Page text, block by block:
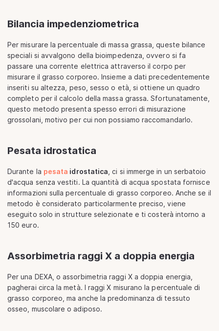
Bilancia impedenziometrica
Per misurare la percentuale di massa grassa, queste bilance
speciali si avvalgono della bioimpedenza, ovvero si fa
passare una corrente elettrica attraverso il corpo per
misurare il grasso corporeo. Insieme a dati precedentemente
inseriti su altezza, peso, sesso o età, si ottiene un quadro
completo per il calcolo della massa grassa. Sfortunatamente,
questo metodo presenta spesso errori di misurazione
grossolani, motivo per cui non possiamo raccomandarlo.
Pesata idrostatica
Durante la pesata idrostatica , ci si immerge in un serbatoio
d'acqua senza vestiti. La quantità di acqua spostata fornisce
informazioni sulla percentuale di grasso corporeo. Anche se il
metodo è considerato particolarmente preciso, viene
eseguito solo in strutture selezionate e ti costerà intorno a
150 euro.
Assorbimetria raggi X a doppia energia
Per una DEXA, o assorbimetria raggi X a doppia energia,
pagherai circa la metà. I raggi X misurano la percentuale di
grasso corporeo, ma anche la predominanza di tessuto
osseo, muscolare o adiposo.